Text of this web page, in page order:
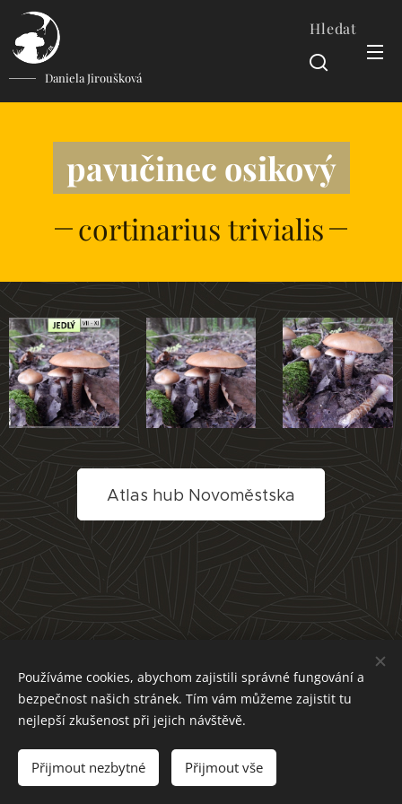
Daniela Jiroušková
Hledat
pavučinec osikový
cortinarius trivialis
Atlas hub Novoměstska
Cookies
Používáme cookies, abychom zajistili správné fungování a
bezpečnost našich stránek. Tím vám můžeme zajistit tu
nejlepší zkušenost při jejich návštěvě.
Přijmout nezbytné Přijmout vše